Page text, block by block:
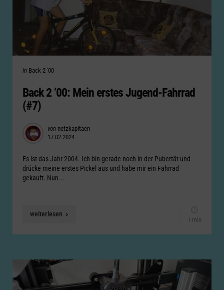
Categories
Posted
in Back 2 '00
Back 2 ’00: Mein erstes Jugend-Fahrrad
(#7)
Posted
by
von netzkapitaen
17.02.2024
Es ist das Jahr 2004. Ich bin gerade noch in der Pubertät und
drücke meine erstes Pickel aus und habe mir ein Fahrrad
gekauft. Nun...
weiterlesen
1 min